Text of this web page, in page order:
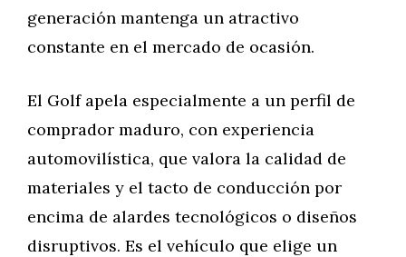
generación mantenga un atractivo
constante en el mercado de ocasión.
El Golf apela especialmente a un perfil de
comprador maduro, con experiencia
automovilística, que valora la calidad de
materiales y el tacto de conducción por
encima de alardes tecnológicos o diseños
disruptivos. Es el vehículo que elige un